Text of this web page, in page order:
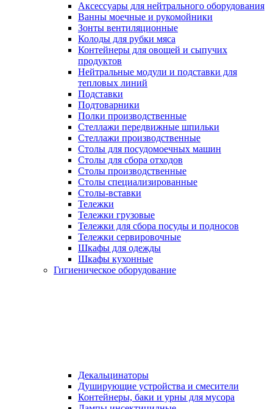
Аксессуары для нейтрального оборудования
Ванны моечные и рукомойники
Зонты вентиляционные
Колоды для рубки мяса
Контейнеры для овощей и сыпучих
продуктов
Нейтральные модули и подставки для
тепловых линий
Подставки
Подтоварники
Полки производственные
Стеллажи передвижные шпильки
Стеллажи производственные
Столы для посудомоечных машин
Столы для сбора отходов
Столы производственные
Столы специализированные
Столы-вставки
Тележки
Тележки грузовые
Тележки для сбора посуды и подносов
Тележки сервировочные
Шкафы для одежды
Шкафы кухонные
Гигиеническое оборудование
Декальцинаторы
Душирующие устройства и смесители
Контейнеры, баки и урны для мусора